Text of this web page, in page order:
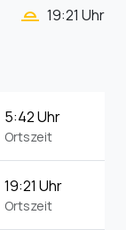
wb_twilight_2 19:21 Uhr
5:42 Uhr
Ortszeit
19:21 Uhr
Ortszeit